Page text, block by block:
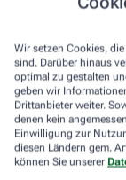
Wir setzen Cookies,
sind. Darüber hinaus
optimal zu gestalten
geben wir
Drittanbieter weiter.
denen kein
Einwilligung zur
diesen Ländern gem.
können Sie unserer
schmerzhafte
festhalten, wann
Das kann helfen,
Attacken besser
stellt die App viele
sowie aktive
Aimo